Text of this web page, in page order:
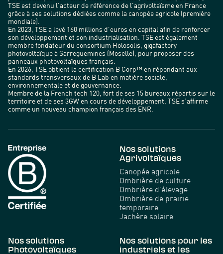
TSE est devenu l’acteur de référence de l’agrivoltaïsme en France
grâce à ses solutions dédiées comme la canopée agricole (première
mondiale).
En 2023, TSE a levé 160 millions d’euros en capital afin de renforcer
son développement et son industrialisation. TSE est également
membre fondateur du consortium Holosolis, gigafactory
photovoltaïque à Sarreguemines (Moselle), pour proposer des
panneaux photovoltaïques français.
En 2026, TSE obtient la certification B Corp™ en répondant aux
standards transversaux de B Lab en matière sociale,
environnementale et de gouvernance.
Membre de la French tech 120, fort de ses 15 bureaux répartis sur le
territoire et de ses 3GW en cours de développement, TSE s’affirme
comme un nouveau champion français des ENR.
Nos solutions
Agrivoltaïques
Canopée agricole
Ombrière de culture
Ombrière d’élevage
Ombrière de prairie
temporaire
Jachère solaire
Nos solutions
Photovoltaïques
Nos solutions pour les
industriels et les